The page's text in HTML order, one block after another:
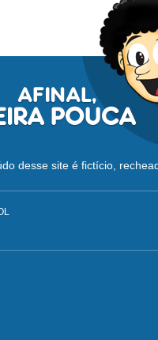
desse site é fictício,